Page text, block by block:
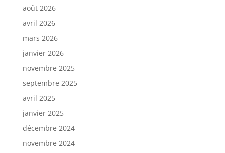
août 2026
avril 2026
mars 2026
janvier 2026
novembre 2025
septembre 2025
avril 2025
janvier 2025
décembre 2024
novembre 2024